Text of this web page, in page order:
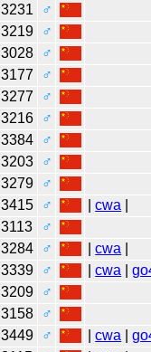
3231
♂
3219
♂
3028
♂
3177
♂
3277
♂
3216
♂
3384
♂
3203
♂
3279
♂
3415 ♂ |cwa
3113
♂
3284 ♂ |cwa
3339 ♂ |cwa |
3209
♂
3158
♂
3449 ♂ |cwa |